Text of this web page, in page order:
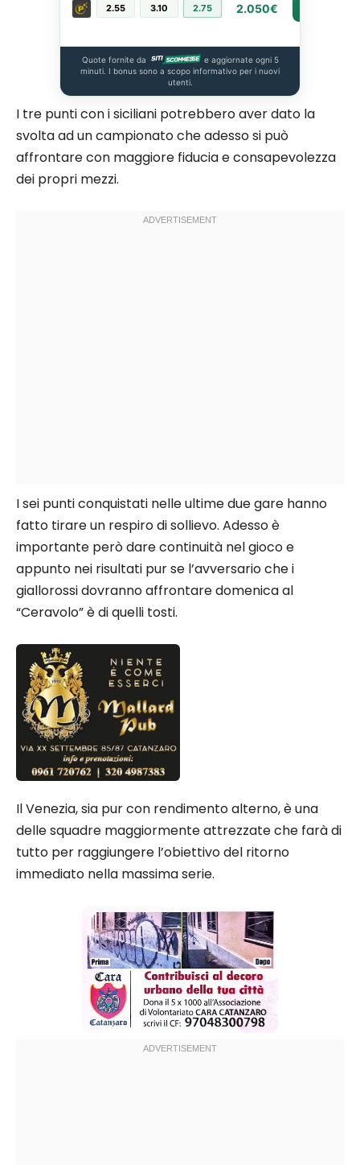
2.55 3.10 2.75 2.050€
Quote fornite da
e aggiornate ogni 5
minuti. I bonus sono a scopo informativo per i nuovi
utenti.
I tre punti con i siciliani potrebbero aver dato la
svolta ad un campionato che adesso si può
affrontare con maggiore fiducia e consapevolezza
dei propri mezzi.
I sei punti conquistati nelle ultime due gare hanno
fatto tirare un respiro di sollievo. Adesso è
importante però dare continuità nel gioco e
appunto nei risultati pur se l’avversario che i
giallorossi dovranno affrontare domenica al
“Ceravolo” è di quelli tosti.
Il Venezia, sia pur con rendimento alterno, è una
delle squadre maggiormente attrezzate che farà di
tutto per raggiungere l’obiettivo del ritorno
immediato nella massima serie.